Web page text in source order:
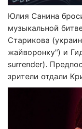
Юлия Санина
музыкальной
Старикова
жайворонку") и
surrender).
зрители отдали